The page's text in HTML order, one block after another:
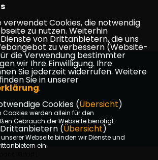
Vogelsberg
Kirtorf
Kontakt
verwendet Cookies, die notwendig
zu nutzen. Weiterhin
von Drittanbietern, die uns
zu verbessern (Website-
die Verwendung bestimmter
wir Ihre Einwilligung. Ihre
Sie jederzeit widerrufen. Weitere
Sie in unserer
.
Cookies (Übersicht)
Cookies werden allein für den
Gebrauch der Webseite benötigt.
(Übersicht)
Webseite binden wir Dienste und
ein.